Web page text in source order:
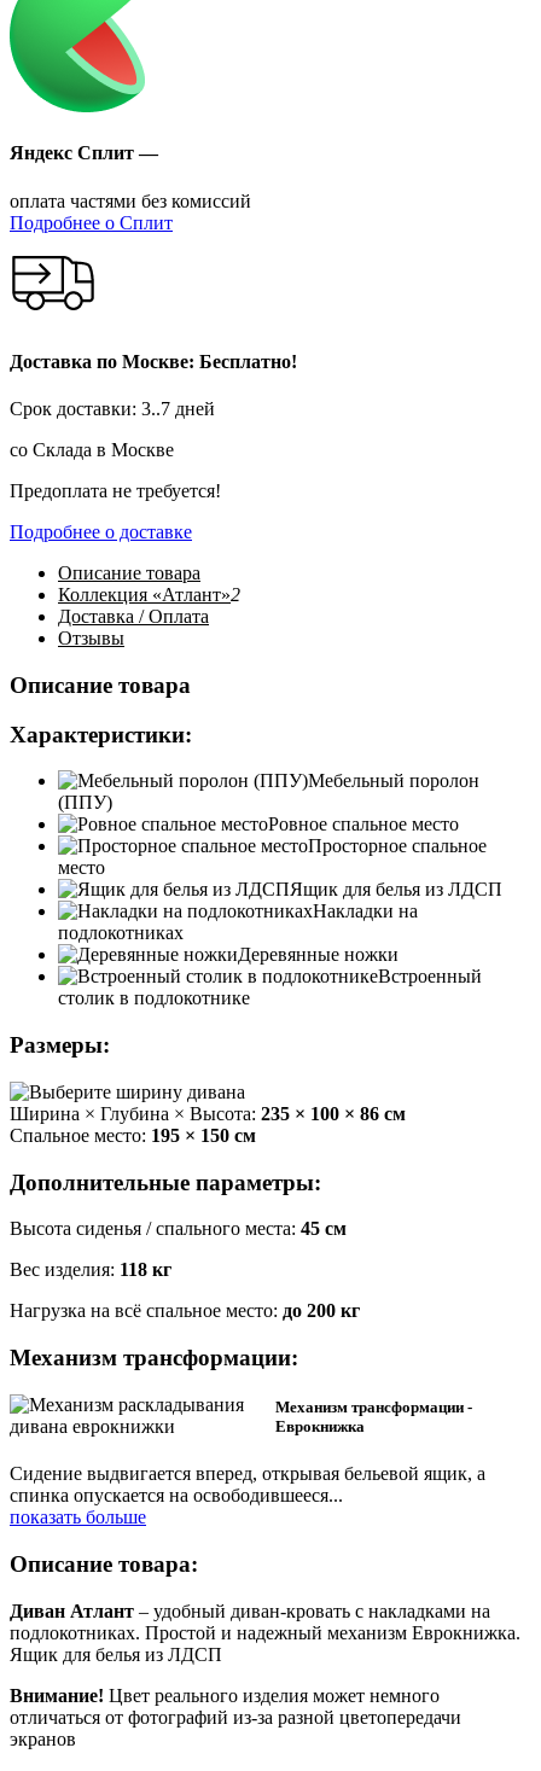
Яндекс Сплит —
оплата частями без комиссий
Подробнее о Сплит
Доставка по Москве: Бесплатно!
Срок доставки: 3..7 дней
со Склада в Москве
Предоплата не требуется!
Подробнее о доставке
Описание товара
Коллекция «Атлант»2
Доставка / Оплата
Отзывы
Описание товара
Характеристики:
Мебельный поролон
(ППУ)
Ровное спальное место
Просторное спальное
место
Ящик для белья из ЛДСП
Накладки на
подлокотниках
Деревянные ножки
Встроенный
столик в подлокотнике
Размеры:
Ширина × Глубина × Высота: 235 × 100 × 86 см
Спальное место: 195 × 150 см
Дополнительные параметры:
Высота сиденья / спального места: 45 см
Вес изделия: 118 кг
Нагрузка на всё спальное место: до 200 кг
Механизм трансформации:
Механизм трансформации -
Еврокнижка
Сидение выдвигается вперед, открывая бельевой ящик, а
спинка опускается на освободившееся...
показать больше
Описание товара:
Диван Атлант – удобный диван-кровать с накладками на
подлокотниках. Простой и надежный механизм Еврокнижка.
Ящик для белья из ЛДСП
Внимание! Цвет реального изделия может немного
отличаться от фотографий из-за разной цветопередачи
экранов